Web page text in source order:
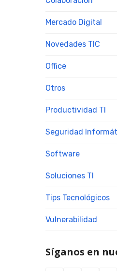
Mercado Digital
Novedades TIC
Office
Otros
Productividad TI
Seguridad
Software
Soluciones TI
Tips Tecnológicos
Vulnerabilidad
Síganos en